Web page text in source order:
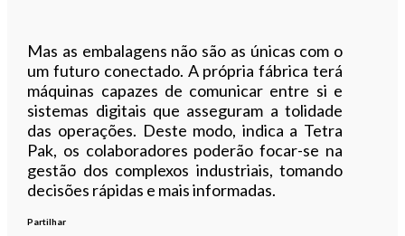
Mas as embalagens não são as únicas com o
um futuro conectado. A própria fábrica terá
máquinas capazes de comunicar entre si e
sistemas digitais que asseguram a tolidade
das operações. Deste modo, indica a Tetra
Pak, os colaboradores poderão focar-se na
gestão dos complexos industriais, tomando
decisões rápidas e mais informadas.
Partilhar